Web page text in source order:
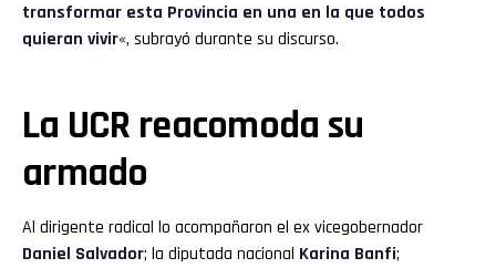
transformar esta Provincia en una en la que todos
quieran vivir«, subrayó durante su discurso.
La UCR reacomoda su
armado
Al dirigente radical lo acompañaron el ex vicegobernador
Daniel Salvador; la diputada nacional Karina Banfi;